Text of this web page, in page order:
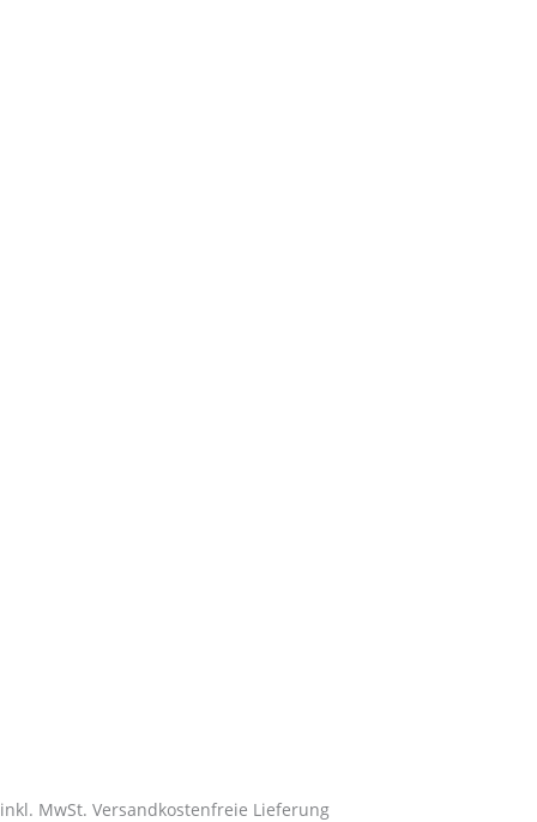
inkl. MwSt. Versandkostenfreie Lieferung